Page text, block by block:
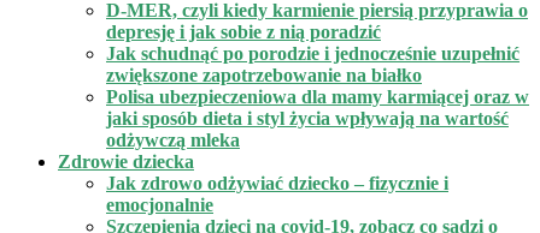
D-MER, czyli kiedy karmienie piersią przyprawia o
depresję i jak sobie z nią poradzić
Jak schudnąć po porodzie i jednocześnie uzupełnić
zwiększone zapotrzebowanie na białko
Polisa ubezpieczeniowa dla mamy karmiącej oraz w
jaki sposób dieta i styl życia wpływają na wartość
odżywczą mleka
Zdrowie dziecka
Jak zdrowo odżywiać dziecko – fizycznie i
emocjonalnie
Szczepienia dzieci na covid-19, zobacz co sądzi o